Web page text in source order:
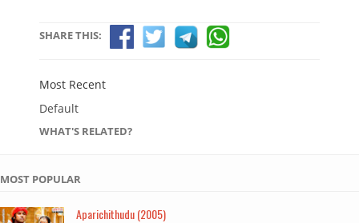
SHARE THIS:
Most Recent
Default
WHAT'S RELATED?
MOST POPULAR
Aparichithudu (2005)